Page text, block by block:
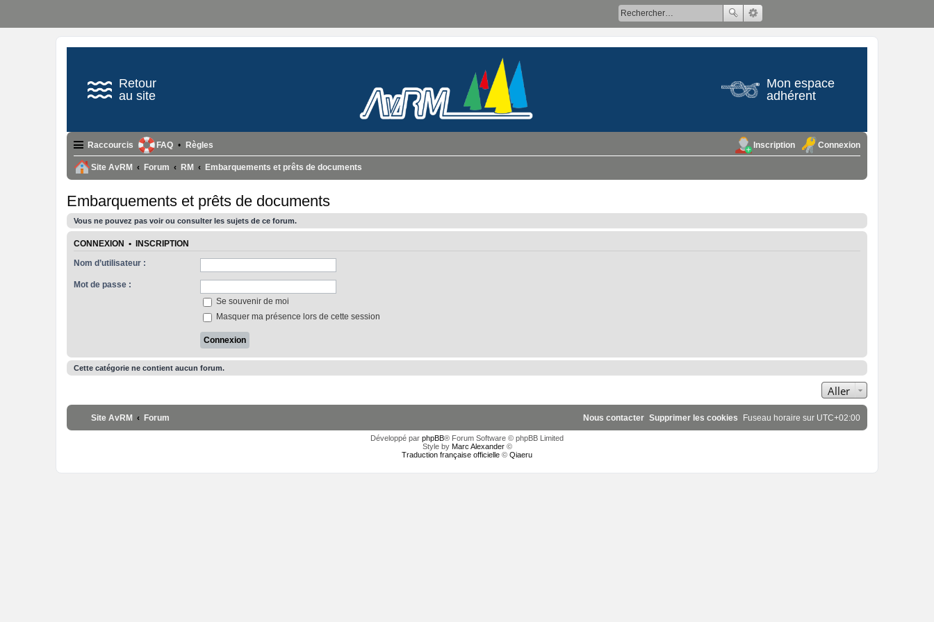
Retour
au site
Mon espace
adhérent
Raccourcis FAQ Règles Connexion
Inscription
Site AvRM Forum RM Embarquements et prêts de documents
Embarquements et prêts de documents
Vous ne pouvez pas voir ou consulter les sujets de ce forum.
CONNEXION • INSCRIPTION
Nom d’utilisateur :
Mot de passe :
Se souvenir de moi
Masquer ma présence lors de cette session
Cette catégorie ne contient aucun forum.
Aller
Site AvRM Forum Fuseau horaire sur UTC+02:00
Supprimer les cookies
Nous contacter
Développé par phpBB® Forum Software © phpBB Limited
Style by Marc Alexander©
Traduction française officielle © Qiaeru